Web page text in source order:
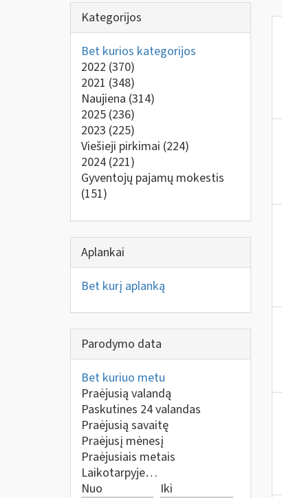
Kategorijos
Bet kurios kategorijos
2022 (370)
2021 (348)
Naujiena (314)
2025 (236)
2023 (225)
Viešieji pirkimai (224)
2024 (221)
Gyventojų pajamų mokestis
(151)
Aplankai
Bet kurį aplanką
Parodymo data
Bet kuriuo metu
Praėjusią valandą
Paskutines 24 valandas
Praėjusią savaitę
Praėjusį mėnesį
Praėjusiais metais
Laikotarpyje…
Nuo
Iki